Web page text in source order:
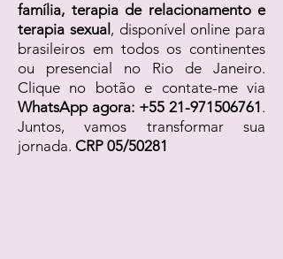
família, terapia de relacionamento e
terapia sexual , disponível online para
brasileiros em todos os continentes
ou presencial no Rio de Janeiro.
Clique no botão e contate-me via
WhatsApp agora: +55 21-971506761 .
Juntos, vamos transformar sua
jornada. CRP 05/50281